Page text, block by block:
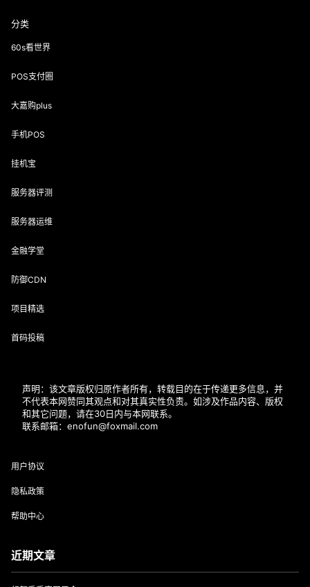
分类
60s看世界
POS支付圈
大嘉购plus
手机POS
挂机宝
服务器评测
服务器运维
金融学堂
防御CDN
项目精选
首码投稿
声明：该文章版权归原作者所有，转载目的在于传递更多信息，并
不代表本网赞同其观点和对其真实性负责。如涉及作品内容、版权
和其它问题，请在30日内与本网联系。
联系邮箱：enofun@foxmail.com
用户协议
隐私政策
帮助中心
近期文章